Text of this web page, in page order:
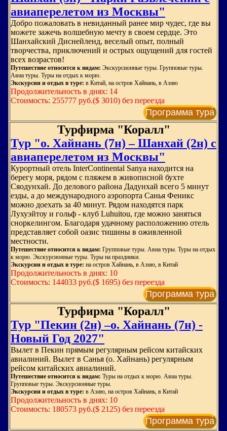
авиаперелетом из Москвы"
Добро пожаловать в невиданный ранее мир чудес, где вы
можете зажечь волшебную мечту в своем сердце. Это
Шанхайский Диснейленд, веселый опыт, полный
творчества, приключений и острых ощущений для гостей
всех возрастов!
Путешествие относится к видам: Экскурсионные туры. Групповые туры.
Авиа туры. Туры на отдых к морю.
Экскурсии и отдых в туре: в Китай, на остров Хайнань, в Азию
Продолжительность в днях: 14
Стоимость: 255777 руб.($ 3010) без переезда
Программа тура
Турфирма "Коралл"
Тур "о. Хайнань (7н) – Шанхай (2н) с
авиаперелетом из Москвы"
Курортный отель InterContinental Sanya находится на
берегу моря, рядом с пляжем в живописной бухте
Сяодунхай. До делового района Дадунхай всего 5 минут
езды, а до международного аэропорта Санья Феникс
можно доехать за 40 минут. Рядом находятся парк
Лухуэйтоу и гольф - клуб Luhuitou, где можно заняться
сноркелингом. Благодаря удачному расположению отель
представляет собой оазис тишины в оживленной
местности.
Путешествие относится к видам: Групповые туры. Авиа туры. Туры на отдых
к морю. Экскурсионные туры. Туры на праздники.
Экскурсии и отдых в туре: на остров Хайнань, в Азию, в Китай
Продолжительность в днях: 10
Стоимость: 144033 руб.($ 1695) без переезда
Программа тура
Турфирма "Коралл"
Тур "Пекин (2н) –о. Хайнань (7н) -
Новый Год 2027"
Вылет в Пекин прямым регулярным рейсом китайских
авиалиний. Вылет в Санья (о. Хайнань) регулярным
рейсом китайских авиалиний.
Путешествие относится к видам: Туры на отдых к морю. Авиа туры.
Групповые туры. Экскурсионные туры.
Экскурсии и отдых в туре: в Азию, на остров Хайнань, в Китай
Продолжительность в днях: 10
Стоимость: 180573 руб.($ 2125) без переезда
Программа тура